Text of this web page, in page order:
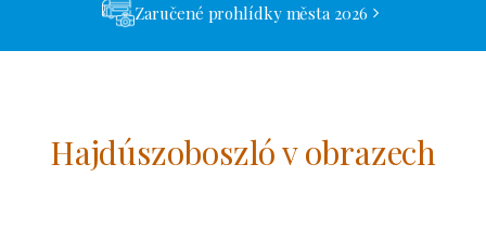
Zaručené prohlídky města 2026
Hajdúszoboszló v obrazech